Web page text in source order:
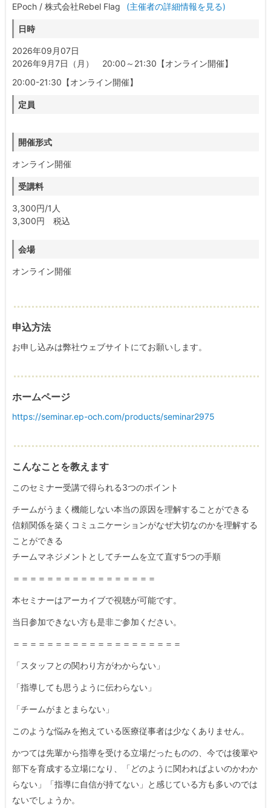
EPoch / 株式会社Rebel Flag (主催者の詳細情報を見る)
日時
2026年09月07日
2026年9月7日（月） 20:00～21:30【オンライン開催】
20:00-21:30【オンライン開催】
定員
開催形式
オンライン開催
受講料
3,300円/1人
3,300円 税込
会場
オンライン開催
申込方法
お申し込みは弊社ウェブサイトにてお願いします。
ホームページ
https://seminar.ep-och.com/products/seminar2975
こんなことを教えます
このセミナー受講で得られる3つのポイント
チームがうまく機能しない本当の原因を理解することができる
信頼関係を築くコミュニケーションがなぜ大切なのかを理解する
ことができる
チームマネジメントとしてチームを立て直す5つの手順
＝＝＝＝＝＝＝＝＝＝＝＝＝＝＝＝＝
本セミナーはアーカイブで視聴が可能です。
当日参加できない方も是非ご参加ください。
＝＝＝＝＝＝＝＝＝＝＝＝＝＝＝＝＝＝＝＝
「スタッフとの関わり方がわからない」
「指導しても思うように伝わらない」
「チームがまとまらない」
このような悩みを抱えている医療従事者は少なくありません。
かつては先輩から指導を受ける立場だったものの、今では後輩や
部下を育成する立場になり、「どのように関わればよいのかわか
らない」「指導に自信が持てない」と感じている方も多いのでは
ないでしょうか。